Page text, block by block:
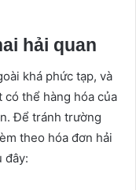
hải quan
khá phức tạp, và
thể hàng hóa của
Để tránh trường
theo hóa đơn hải
đây: